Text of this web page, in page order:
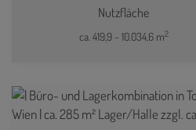
Nutzfläche
ca. 419,9 - 10.034,6 m2